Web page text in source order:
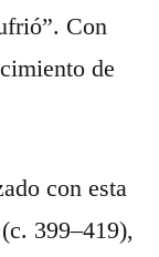
Con
de
con esta
(c. 399–419),